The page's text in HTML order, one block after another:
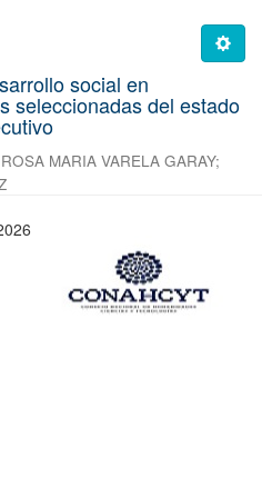
social en
seleccionadas del estado
ROSA MARIA VARELA GARAY;